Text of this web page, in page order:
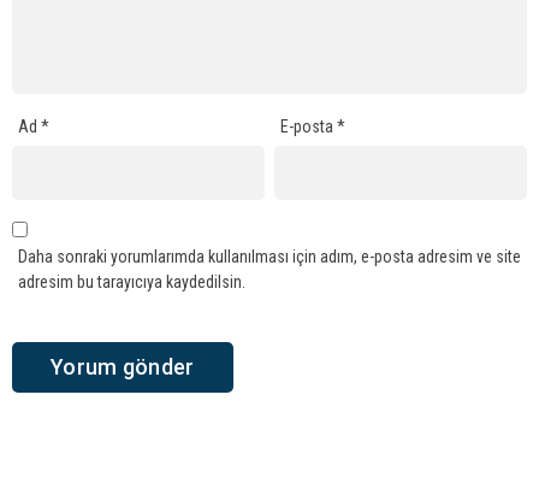
Ad * E-posta*
Daha sonraki yorumlarımda kullanılması için adım, e-posta adresim ve site
adresim bu tarayıcıya kaydedilsin.